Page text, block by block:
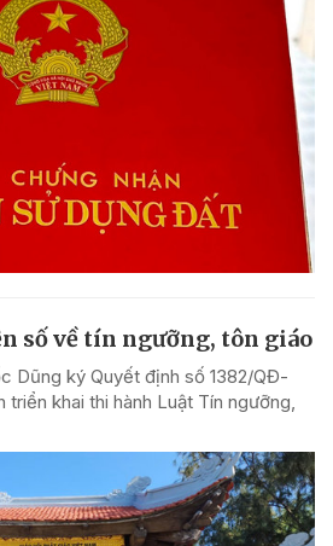
số về tín ngưỡng, tôn giáo
Dũng ký Quyết định số 1382/QĐ-
triển khai thi hành Luật Tín ngưỡng,